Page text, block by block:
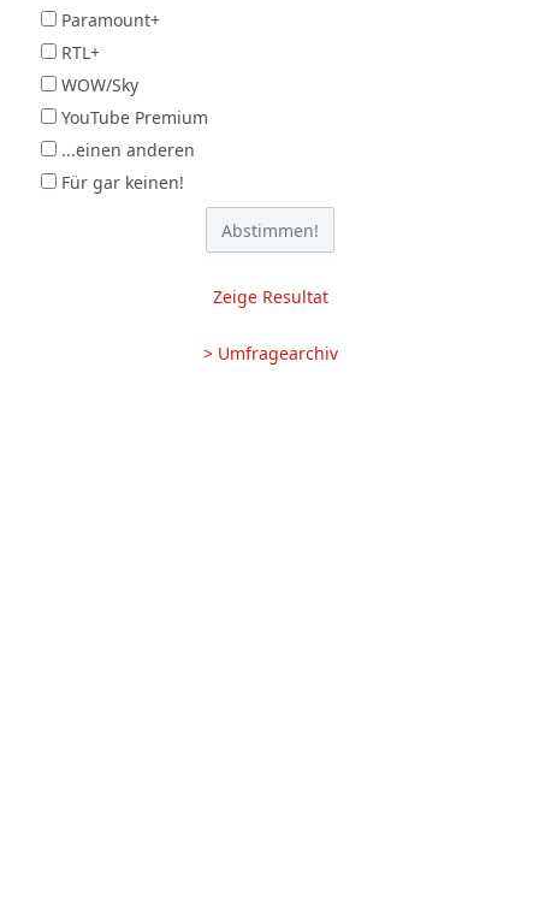
Paramount+
RTL+
WOW/Sky
YouTube Premium
...einen anderen
Für gar keinen!
Zeige Resultat
> Umfragearchiv